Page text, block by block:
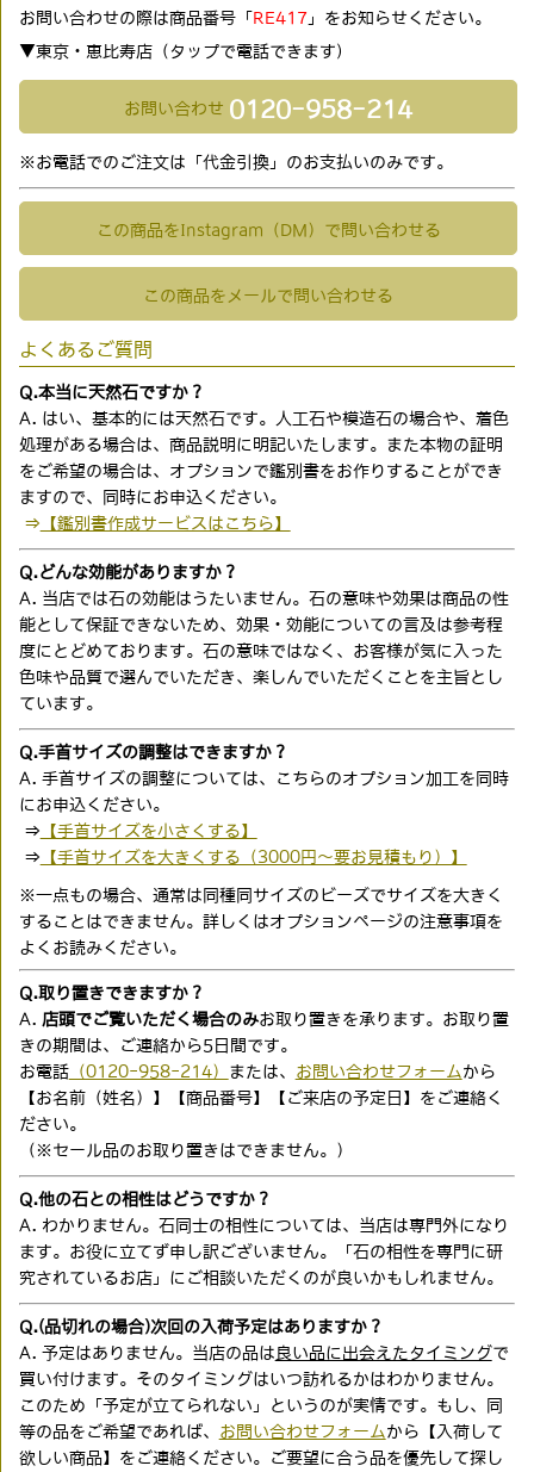
お問い合わせの際は商品番号「 RE417」をお知らせください。
▼東京・恵比寿店（タップで電話できます)
お問い合わせ 0120-958-214
※お電話でのご注文は「代金引換」のお支払いのみです。
この商品をInstagram（DM）で問い合わせる
この商品をメールで問い合わせる
よくあるご質問
Q.本当に天然石ですか？
A. はい、基本的には天然石です。人工石や模造石の場合や、着色
処理がある場合は、商品説明に明記いたします。また本物の証明
をご希望の場合は、オプションで鑑別書をお作りすることができ
ますので、同時にお申込ください。
⇒ 【鑑別書作成サービスはこちら】
Q.どんな効能がありますか？
A. 当店では石の効能はうたいません。石の意味や効果は商品の性
能として保証できないため、効果・効能についての言及は参考程
度にとどめております。石の意味ではなく、お客様が気に入った
色味や品質で選んでいただき、楽しんでいただくことを主旨とし
ています。
Q.手首サイズの調整はできますか？
A. 手首サイズの調整については、こちらのオプション加工を同時
にお申込ください。
⇒ 【手首サイズを小さくする】
⇒ 【手首サイズを大きくする（3000円〜要お見積もり）】
※一点もの場合、通常は同種同サイズのビーズでサイズを大きく
することはできません。詳しくはオプションページの注意事項を
よくお読みください。
Q.取り置きできますか？
A. 店頭でご覧いただく場合のみお取り置きを承ります。お取り置
きの期間は、ご連絡から5日間です。
お電話（0120-958-214） または、 お問い合わせフォーム から
【お名前（姓名）】【商品番号】【ご来店の予定日】をご連絡く
ださい。
（※セール品のお取り置きはできません。）
Q.他の石との相性はどうですか？
A. わかりません。石同士の相性については、当店は専門外になり
ます。お役に立てず申し訳ございません。「石の相性を専門に研
究されているお店」にご相談いただくのが良いかもしれません。
Q.(品切れの場合)次回の入荷予定はありますか？
A. 予定はありません。当店の品は 良い品に出会えたタイミングで
買い付けます。そのタイミングはいつ訪れるかはわかりません。
このため「予定が立てられない」というのが実情です。もし、同
等の品をご希望であれば、 お問い合わせフォーム から【入荷して
欲しい商品】をご連絡ください。ご要望に合う品を優先して探し